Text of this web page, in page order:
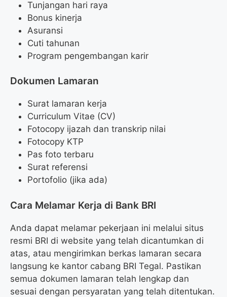
Tunjangan hari raya
Bonus kinerja
Asuransi
Cuti tahunan
Program pengembangan karir
Dokumen Lamaran
Surat lamaran kerja
Curriculum Vitae (CV)
Fotocopy ijazah dan transkrip nilai
Fotocopy KTP
Pas foto terbaru
Surat referensi
Portofolio (jika ada)
Cara Melamar Kerja di Bank BRI
Anda dapat melamar pekerjaan ini melalui situs
resmi BRI di website yang telah dicantumkan di
atas, atau mengirimkan berkas lamaran secara
langsung ke kantor cabang BRI Tegal. Pastikan
semua dokumen lamaran telah lengkap dan
sesuai dengan persyaratan yang telah ditentukan.